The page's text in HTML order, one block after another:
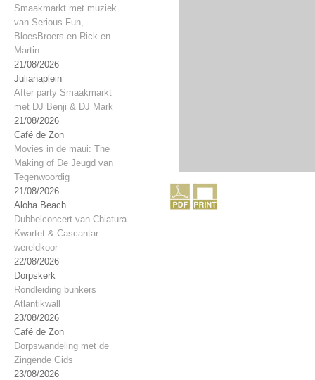
Smaakmarkt met muziek
van Serious Fun,
BloesBroers en Rick en
Martin
21/08/2026
Julianaplein
After party Smaakmarkt
met DJ Benji & DJ Mark
21/08/2026
Café de Zon
Movies in de maui: The
Making of De Jeugd van
Tegenwoordig
21/08/2026
Aloha Beach
Dubbelconcert van Chiatura
Kwartet & Cascantar
wereldkoor
22/08/2026
Dorpskerk
Rondleiding bunkers
Atlantikwall
23/08/2026
Café de Zon
Dorpswandeling met de
Zingende Gids
23/08/2026